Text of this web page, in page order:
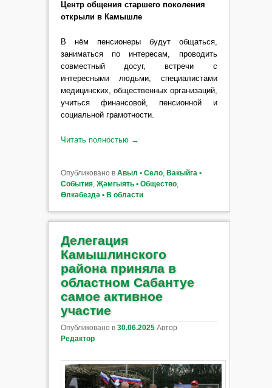
Центр общения старшего поколения
открыли в Камышле
В нём пенсионеры будут общаться,
заниматься по интересам, проводить
совместный досуг, встречи с
интересными людьми, специалистами
медицинских, общественных организаций,
учиться финансовой, пенсионной и
социальной грамотности.
Читать полностью →
Опубликовано в Авыл ▪ Село, Вакыйга ▪
События, Җәмгыять ▪ Общество,
Өлкәбездә ▪ В области
Делегация
Камышлинского
района приняла в
областном Сабантуе
самое активное
участие
Опубликовано в 30.06.2025 Автор
Редактор